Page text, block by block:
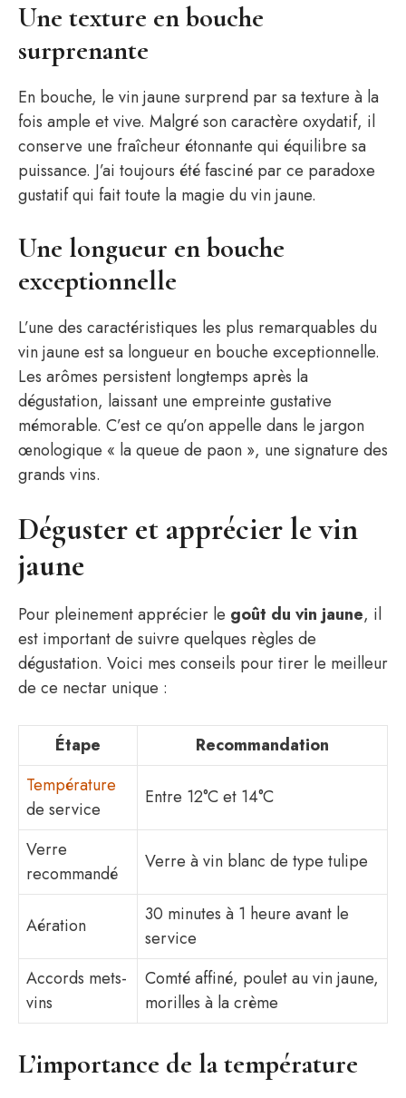
Une texture en bouche
surprenante
En bouche, le vin jaune surprend par sa texture à la
fois ample et vive. Malgré son caractère oxydatif, il
conserve une fraîcheur étonnante qui équilibre sa
puissance. J’ai toujours été fasciné par ce paradoxe
gustatif qui fait toute la magie du vin jaune.
Une longueur en bouche
exceptionnelle
L’une des caractéristiques les plus remarquables du
vin jaune est sa longueur en bouche exceptionnelle.
Les arômes persistent longtemps après la
dégustation, laissant une empreinte gustative
mémorable. C’est ce qu’on appelle dans le jargon
œnologique « la queue de paon », une signature des
grands vins.
Déguster et apprécier le vin
jaune
Pour pleinement apprécier le goût du vin jaune, il
est important de suivre quelques règles de
dégustation. Voici mes conseils pour tirer le meilleur
de ce nectar unique :
Étape
Recommandation
Température
de service
Entre 12°C et 14°C
Verre
recommandé
Verre à vin blanc de type tulipe
Aération
30 minutes à 1 heure avant le
service
Accords mets-
vins
Comté affiné, poulet au vin jaune,
morilles à la crème
L’importance de la température